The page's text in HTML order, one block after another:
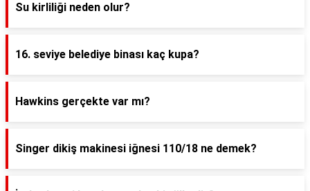
Su kirliliği neden olur?
16. seviye belediye binası kaç kupa?
Hawkins gerçekte var mı?
Singer dikiş makinesi iğnesi 110/18 ne demek?